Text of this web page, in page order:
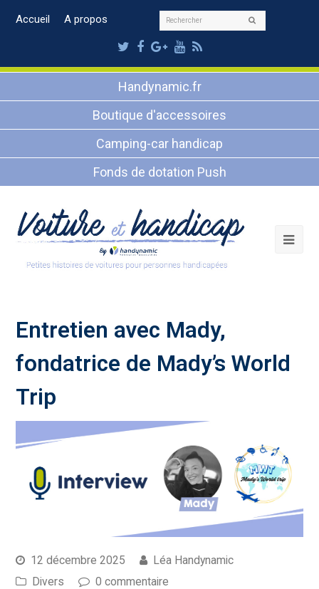
Accueil A propos Rechercher
Twitter
Facebook
Google
Plus
Youtube
RSS
Handynamic.fr
Boutique d'accessoires
Camping-car handicap
Fonds de dotation Push
Entretien avec Mady,
fondatrice de Mady’s World
Trip
12 décembre 2025
Léa Handynamic
Divers
0 commentaire